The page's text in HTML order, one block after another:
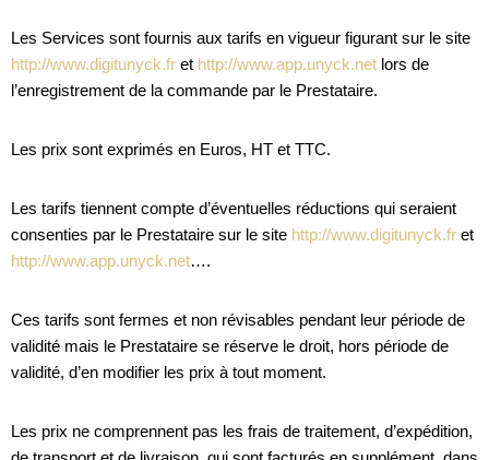
Les Services sont fournis aux tarifs en vigueur figurant sur le site
http://www.digitunyck.fr et http://www.app.unyck.net lors de
l’enregistrement de la commande par le Prestataire.
Les prix sont exprimés en Euros, HT et TTC.
Les tarifs tiennent compte d’éventuelles réductions qui seraient
consenties par le Prestataire sur le site http://www.digitunyck.fr et
http://www.app.unyck.net….
Ces tarifs sont fermes et non révisables pendant leur période de
validité mais le Prestataire se réserve le droit, hors période de
validité, d’en modifier les prix à tout moment.
Les prix ne comprennent pas les frais de traitement, d’expédition,